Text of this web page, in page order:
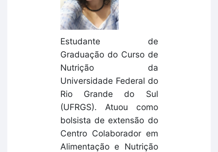
Estudante de
Graduação do Curso de
Nutrição da
Universidade Federal do
Rio Grande do Sul
(UFRGS). Atuou como
bolsista de extensão do
Centro Colaborador em
Alimentação e Nutrição